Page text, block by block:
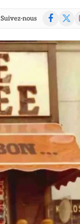
Suivez-nous Facebook
X